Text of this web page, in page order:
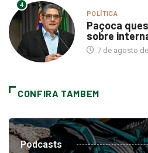
4
POLÍTICA
Paçoca
sobre
7 de agosto
CONFIRA TAMBEM
Podcasts